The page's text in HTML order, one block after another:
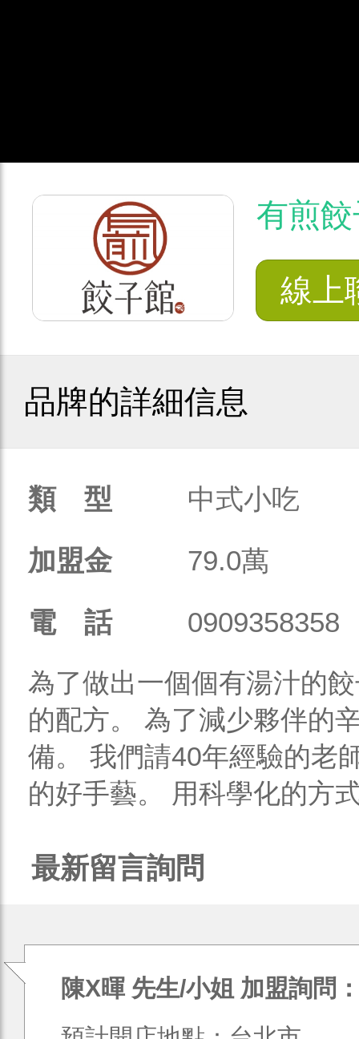
有煎
線上
品牌的詳細信息
類 型
中式小吃
加盟金
79.0萬
電 話
0909358358
為了做出一個個有湯汁的
的配方。 為了減少夥伴的
備。 我們請40年經驗的老
的好手藝。 用科學化的方
最新留言詢問
陳X暉 先生/小姐 加盟詢問